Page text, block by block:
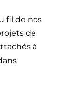
fil de nos
de
à